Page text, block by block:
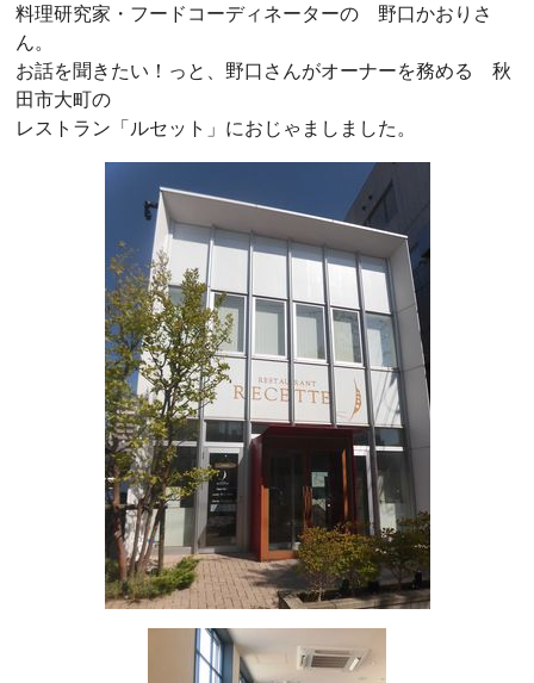
料理研究家・フードコーディネーターの 野口かおりさ
ん。
お話を聞きたい！っと、野口さんがオーナーを務める 秋
田市大町の
レストラン「ルセット」におじゃましました。